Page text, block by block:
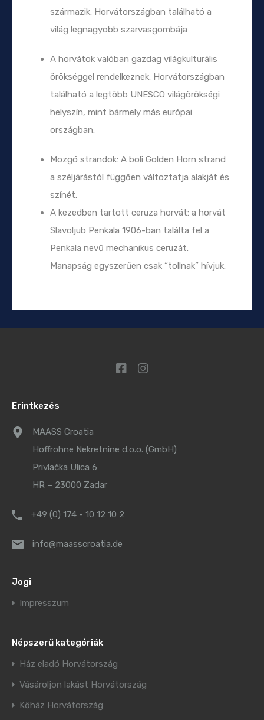
származik. Horvátországban található a
világ legnagyobb szarvasgombája
A horvátok valóban gazdag világkulturális
örökséggel rendelkeznek. Horvátországban
található a legtöbb UNESCO világörökségi
helyszín, mint bármely más európai
országban.
Mozgó strandok: A boli Golden Horn strand
a széljárástól függően változtatja alakját és
színét.
A kezedben tartott ceruza horvát: a horvát
Slavoljub Penkala 1906-ban találta fel a
Penkala nevű mechanikus ceruzát.
Manapság egyszerűen csak “tollnak” hívjuk.
Erintkezés
MAASS Croatia
Hoffrohne Nekretnine d.o.o. (GmbH)
Privlačka Ulica 6
HR – 23000 Zadar
+49 (0) 174 - 10 12 10 2
info@maasscroatia.de
Jogi
Impresszum
Népszerű kategóriák
Ház eladó Horvátország
Vásároljon lakást Horvátország
Kőház Horvátország